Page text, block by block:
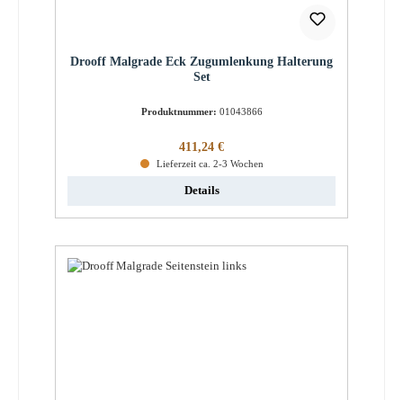
Drooff Malgrade Eck Zugumlenkung Halterung
Set
Produktnummer: 01043866
Regulärer Preis:
411,24 €
Lieferzeit ca. 2-3 Wochen
Details